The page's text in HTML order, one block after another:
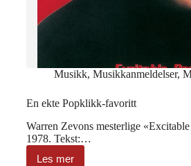
Musikk, Musikkanmeldelser,
En ekte Popklikk-favoritt
Warren Zevons mesterlige
1978. Tekst:…
Les mer